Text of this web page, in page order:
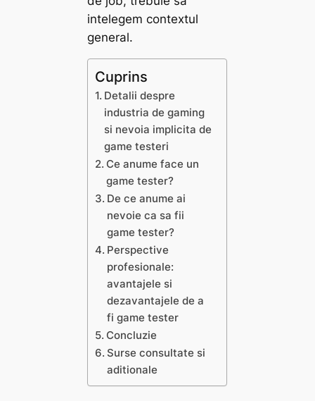
intelegem contextul
general.
Cuprins
Detalii despre
industria de gaming
si nevoia implicita de
game testeri
Ce anume face un
game tester?
De ce anume ai
nevoie ca sa fii
game tester?
Perspective
profesionale:
avantajele si
dezavantajele de a
fi game tester
Concluzie
Surse consultate si
aditionale